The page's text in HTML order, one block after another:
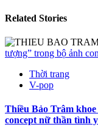
Related Stories
tượng” trong bộ ảnh
Thời trang
V-pop
Thiều Bảo Trâm
concept nữ thần tình